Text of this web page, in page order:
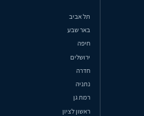
תל אביב
באר שבע
חיפה
ירושלים
חדרה
נתניה
רמת גן
ראשון לציון